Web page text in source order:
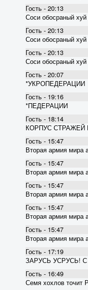
Гость - 20:13
Соси обосраный
Гость - 20:13
Соси обосраный
Гость - 20:13
Соси обосраный
Гость - 20:07
*УКРОПЕДЕРАЦИИ
Гость - 19:16
*ПЕДЕРАЦИИ
Гость - 18:14
КОРПУС
Гость - 15:47
Вторая армия мира
Гость - 15:47
Вторая армия мира
Гость - 15:47
Вторая армия мира
Гость - 15:47
Вторая армия мира
Гость - 15:47
Вторая армия мира
Гость - 17:19
ЗАРУСЬ УСРУСЬ! С
Гость - 16:49
Семя хохлов точит